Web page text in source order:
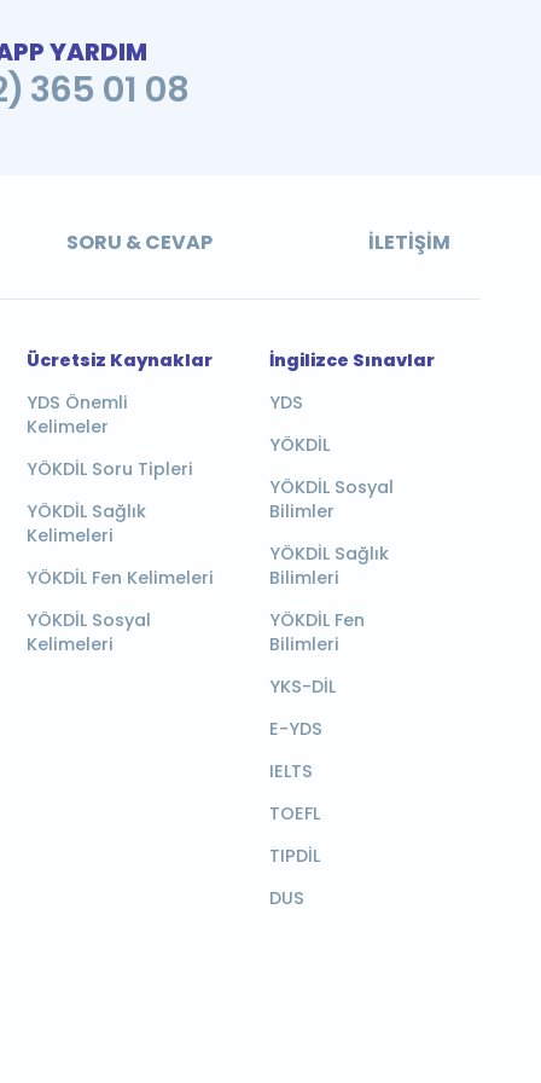
YARDIM
365 01 08
SORU & CEVAP İLETIŞIM
Ücretsiz Kaynaklar
YDS Önemli
Kelimeler
YÖKDİL Soru Tipleri
YÖKDİL Sağlık
Kelimeleri
YÖKDİL Fen Kelimeleri
YÖKDİL Sosyal
Kelimeleri
İngilizce Sınavlar
YDS
YÖKDİL
YÖKDİL Sosyal
Bilimler
YÖKDİL Sağlık
Bilimleri
YÖKDİL Fen
Bilimleri
YKS-DİL
E-YDS
IELTS
TOEFL
TIPDİL
DUS